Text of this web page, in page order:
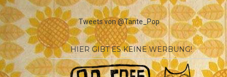
Tweets von @Tante_Pop
HIER GIBT ES KEINE WERBUNG!